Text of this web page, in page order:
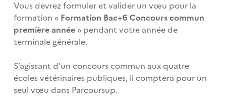
Vous devrez formuler et valider un vœu pour la
formation « Formation Bac+6 Concours commun
première année » pendant votre année de
terminale générale.
S’agissant d’un concours commun aux quatre
écoles vétérinaires publiques, il comptera pour un
seul vœu dans Parcoursup.